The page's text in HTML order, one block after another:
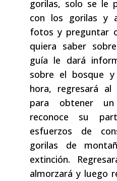
gorilas, solo se le
con los gorilas y
fotos y preguntar
quiera saber
guía le dará
sobre el bosque
hora, regresará
para obtener
reconoce su
esfuerzos de
gorilas de
extinción.
almorzará y luego